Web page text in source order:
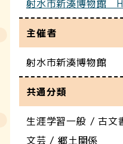
射水市新湊博物館
主催者
射水市新湊博物館
共通分類
生涯学習一般 / 古文
文芸 / 郷土関係